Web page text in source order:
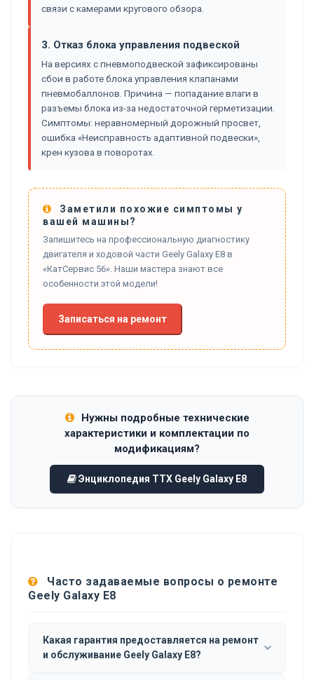
связи с камерами кругового обзора.
3. Отказ блока управления подвеской
На версиях с пневмоподвеской зафиксированы
сбои в работе блока управления клапанами
пневмобаллонов. Причина — попадание влаги в
разъемы блока из-за недостаточной герметизации.
Симптомы: неравномерный дорожный просвет,
ошибка «Неисправность адаптивной подвески»,
крен кузова в поворотах.
Заметили похожие симптомы у
вашей машины?
Запишитесь на профессиональную диагностику
двигателя и ходовой части Geely Galaxy E8 в
«КатСервис 56». Наши мастера знают все
особенности этой модели!
Записаться на ремонт
Нужны подробные технические
характеристики и комплектации по
модификациям?
Энциклопедия ТТХ Geely Galaxy E8
Часто задаваемые вопросы о ремонте
Geely Galaxy E8
Какая гарантия предоставляется на ремонт
и обслуживание Geely Galaxy E8?